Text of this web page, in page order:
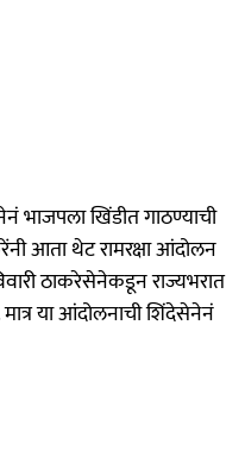
भाजपला खिंडीत गाठण्याची
आता थेट रामरक्षा आंदोलन
ठाकरेसेनेकडून राज्यभरात
या आंदोलनाची शिंदेसेनेनं